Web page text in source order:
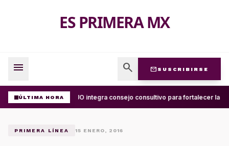
ES PRIMERA MX
menu search mail SUSCRIBIRSE
ÚLTIMA HORAUABJO integra consejo consultivo para fortalecer la
PRIMERA LÍNEA 15 ENERO, 2016